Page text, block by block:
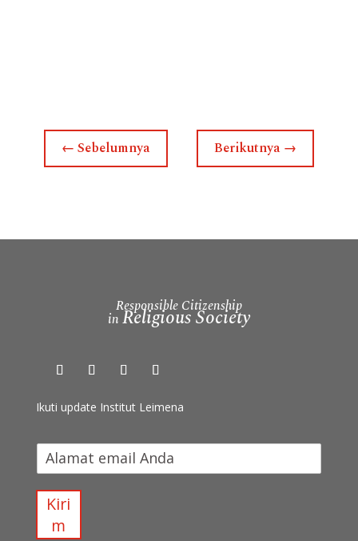
← Sebelumnya Berikutnya →
Responsible Citizenship
in Religious Society
Ikuti update Institut Leimena
Kiri
m